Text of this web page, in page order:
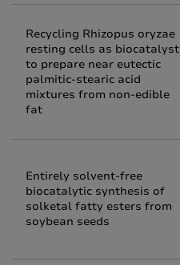
Recycling Rhizopus oryzae
resting cells as biocatalyst
to prepare near eutectic
palmitic-stearic acid
mixtures from non-edible
fat
Entirely solvent-free
biocatalytic synthesis of
solketal fatty esters from
soybean seeds